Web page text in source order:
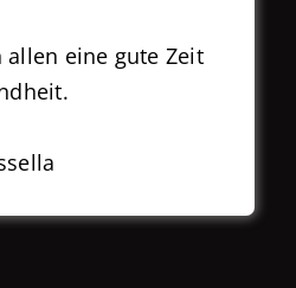
eine gute Zeit